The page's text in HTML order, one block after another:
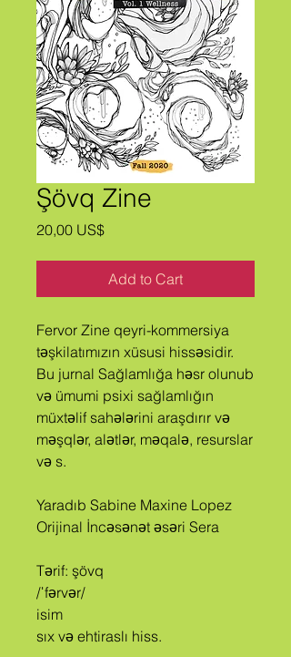
Şövq Zine
20,00 US$Price
Add to Cart
Fervor Zine qeyri-kommersiya
təşkilatımızın xüsusi hissəsidir.
Bu jurnal Sağlamlığa həsr olunub
və ümumi psixi sağlamlığın
müxtəlif sahələrini araşdırır və
məşqlər, alətlər, məqalə, resurslar
və s.
Yaradıb Sabine Maxine Lopez
Orijinal İncəsənət əsəri Sera
Tərif: şövq
/ˈfərvər/
isim
sıx və ehtiraslı hiss.